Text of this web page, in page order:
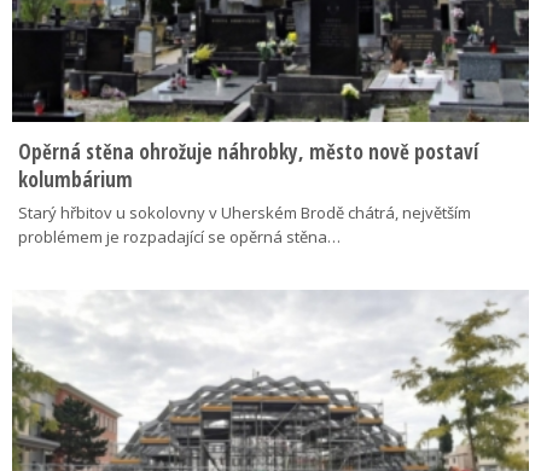
Opěrná stěna ohrožuje náhrobky, město nově postaví
kolumbárium
Starý hřbitov u sokolovny v Uherském Brodě chátrá, největším
problémem je rozpadající se opěrná stěna…